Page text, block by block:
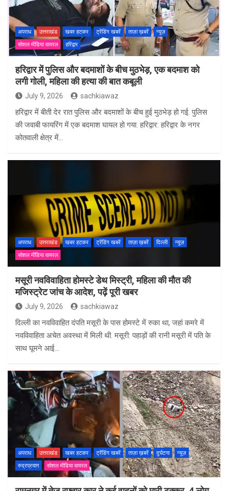
अपराध उत्तराखंड खबर हटकर ट्रेंडिंग खबरें ताज़ा ख़बरें
न्यूज़
सोशल मीडिया वायरल
हरिद्वार
हरिद्वार में पुलिस और बदमाशों के बीच मुठभेड़, एक बदमाश को
लगी गोली, महिला की हत्या की बात कबूली
July 9, 2026 sachkiawaz
हरिद्वार में बीती देर रात पुलिस और बदमाशों के बीच हुई मुठभेड़ हो गई. पुलिस
की जवाबी फायरिंग में एक बदमाश घायल हो गया. हरिद्वार: हरिद्वार के नगर
कोतवाली क्षेत्र में…
अपराध उत्तराखंड खबर हटकर ट्रेंडिंग खबरें ताज़ा ख़बरें दिल्ली
न्यूज़
सोशल मीडिया वायरल
मसूरी नवविवाहिता होमस्टे डेथ मिस्ट्री, महिला की मौत की
मजिस्ट्रेट जांच के आदेश, पढ़ें पूरी खबर
July 9, 2026 sachkiawaz
दिल्ली का नवविवाहित दंपति मसूरी के पास होमस्टे में रुका था, जहां कमरे में
नवविवाहिता अचेत अवस्था में मिली थी. मसूरी: पहाड़ों की रानी मसूरी में पति के
साथ घूमने आई…
अपराध उत्तराखंड खबर हटकर ट्रेंडिंग खबरें ताज़ा ख़बरें दुर्घटना
न्यूज़
रुद्रप्रयाग
सोशल मीडिया वायरल